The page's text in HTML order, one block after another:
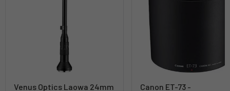
Venus Optics Laowa 24mm
Canon ET-73 -